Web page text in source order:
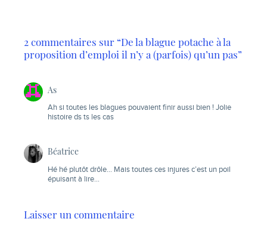
2 commentaires sur “De la blague potache à la
proposition d’emploi il n’y a (parfois) qu’un pas”
As
Ah si toutes les blagues pouvaient finir aussi bien ! Jolie
histoire ds ts les cas
Béatrice
Hé hé plutôt drôle… Mais toutes ces injures c’est un poil
épuisant à lire…
Laisser un commentaire